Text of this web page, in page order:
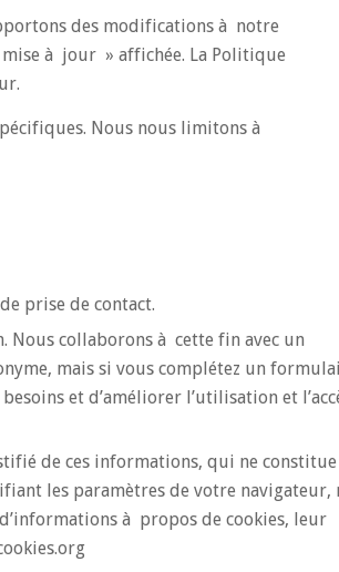
des modifications à notre
à jour » affichée. La Politique
Nous nous limitons à
prise de contact.
Nous collaborons à cette fin avec un
mais si vous complétez un
et d’améliorer l’utilisation et
de ces informations, qui ne constitue
les paramètres de votre navigateur,
à propos de cookies, leur